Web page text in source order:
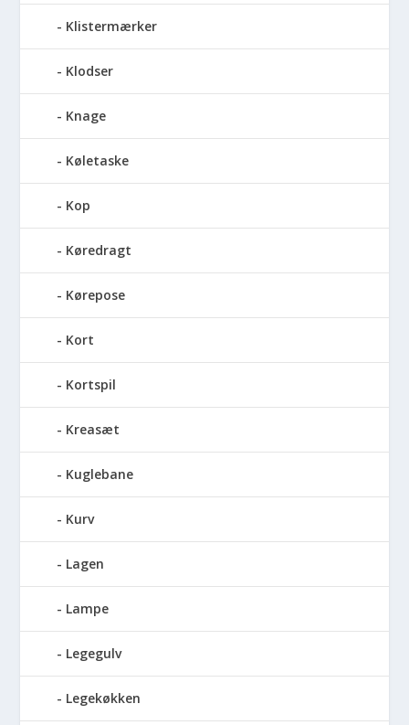
Klistermærker
Klodser
Knage
Køletaske
Kop
Køredragt
Kørepose
Kort
Kortspil
Kreasæt
Kuglebane
Kurv
Lagen
Lampe
Legegulv
Legekøkken